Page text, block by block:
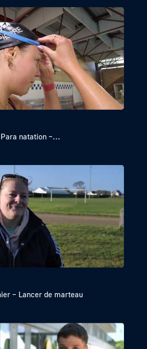
natation –...
– Lancer de marteau